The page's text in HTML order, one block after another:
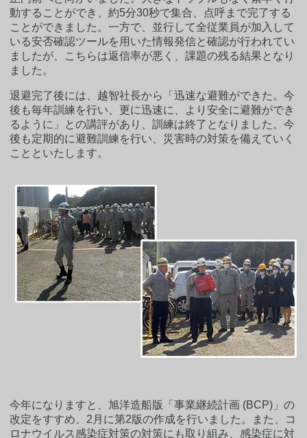
動することができ、約5分30秒で集合、点呼まで完了する
ことができました。一方で、並行して全従業員が加入して
いる安否確認ツールを用いた情報発信と確認が行われてい
ましたが、こちらは返信率が悪く、課題の残る結果となり
ました。
退避完了後には、越智社長から「迅速な避難ができた。今
後も毎年訓練を行い、更に迅速に、より安全に避難ができ
るように」との講評があり、訓練は終了となりました。今
後も定期的に避難訓練を行い、災害時の対策を備えていく
ことといたします。
今年になりますと、旭洋造船版「事業継続計画 (BCP)」の
改定をすすめ、2月に第2版の作成を行いました。また、コ
ロナウイルス感染症対策の対策にも取り組み、感染症に対